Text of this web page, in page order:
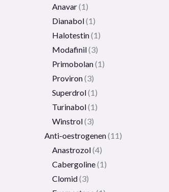
Anavar 1
Dianabol 1
Halotestin 1
Modafinil 3
Primobolan 1
Proviron 3
Superdrol 1
Turinabol 1
Winstrol 3
Anti-oestrogenen 11
Anastrozol 4
Cabergoline 1
Clomid 3